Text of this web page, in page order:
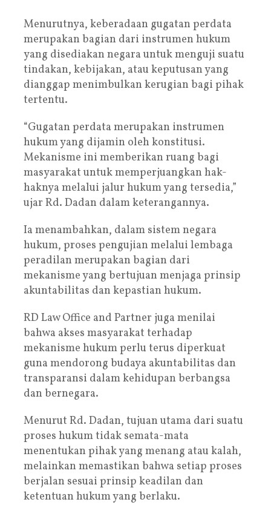
Menurutnya, keberadaan gugatan perdata
merupakan bagian dari instrumen hukum
yang disediakan negara untuk menguji suatu
tindakan, kebijakan, atau keputusan yang
dianggap menimbulkan kerugian bagi pihak
tertentu.
“Gugatan perdata merupakan instrumen
hukum yang dijamin oleh konstitusi.
Mekanisme ini memberikan ruang bagi
masyarakat untuk memperjuangkan hak-
haknya melalui jalur hukum yang tersedia,”
ujar Rd. Dadan dalam keterangannya.
Ia menambahkan, dalam sistem negara
hukum, proses pengujian melalui lembaga
peradilan merupakan bagian dari
mekanisme yang bertujuan menjaga prinsip
akuntabilitas dan kepastian hukum.
RD Law Office and Partner juga menilai
bahwa akses masyarakat terhadap
mekanisme hukum perlu terus diperkuat
guna mendorong budaya akuntabilitas dan
transparansi dalam kehidupan berbangsa
dan bernegara.
Menurut Rd. Dadan, tujuan utama dari suatu
proses hukum tidak semata-mata
menentukan pihak yang menang atau kalah,
melainkan memastikan bahwa setiap proses
berjalan sesuai prinsip keadilan dan
ketentuan hukum yang berlaku.